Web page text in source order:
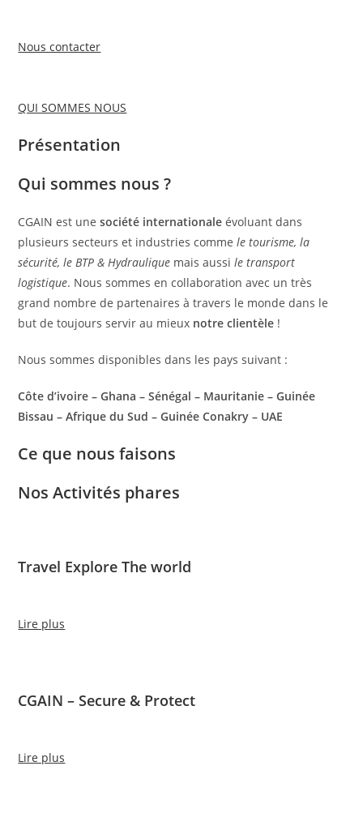
Nous contacter
QUI SOMMES NOUS
Présentation
Qui sommes nous ?
CGAIN est unesociété internationale évoluant dans
plusieurs secteurs et industries commele tourisme, la
sécurité, le BTP & Hydraulique mais aussile transport
logistique. Nous sommes en collaboration avec un très
grand nombre de partenaires à travers le monde dans le
but de toujours servir au mieux notre clientèle !
Nous sommes disponibles dans les pays suivant :
Côte d’ivoire – Ghana – Sénégal – Mauritanie – Guinée
Bissau – Afrique du Sud – Guinée Conakry – UAE
Ce que nous faisons
Nos Activités phares
Travel Explore The world
Lire plus
CGAIN – Secure & Protect
Lire plus